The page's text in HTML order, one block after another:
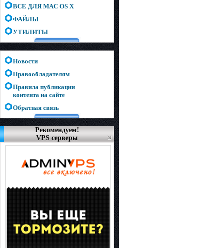
ВСЕ ДЛЯ MAC OS X
ФАЙЛЫ
УТИЛИТЫ
Новости
Правообладателям
Правила публикации
контента на сайте
Обратная связь
Рекомендуем!
VPS серверы